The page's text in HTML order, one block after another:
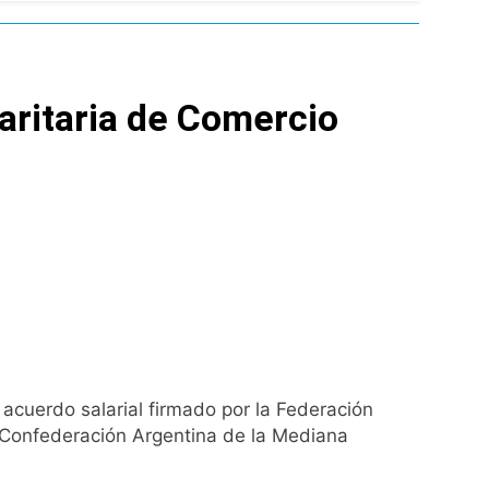
como «delincuentes anarquistas»
los argentinos
hubo detenidos y
de Comercio
salarial firmado por la Federación
Argentina de la Mediana